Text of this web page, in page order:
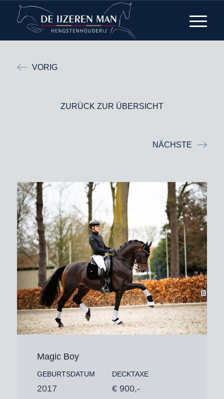
VORIG
ZURÜCK ZUR ÜBERSICHT
NÄCHSTE
Magic Boy
GEBURTSDATUM
2017
DECKTAXE
€ 900,-